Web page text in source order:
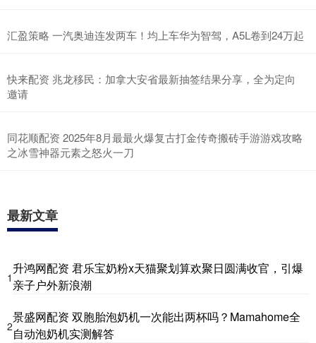
汇盈策略 一汽奥迪连发两车！均上车华为智驾，A5L卷到24万起
快来配资 兆龙移民：加拿大安省最新抽签结果分享，全为定向
邀请
同花顺配资 2025年8月最最火爆复古打金传奇搬砖手游游戏攻略
之冰雪神器元素之怒火一刀
最新文章
1
升鸿网配资 君乐宝奶粉x天猫聚划算欢聚日圆满收官，引爆
亲子户外新浪潮
2
景盛网配资 双胞胎泡奶机一次能出两杯吗？Mamahome全
自动泡奶机实测解答